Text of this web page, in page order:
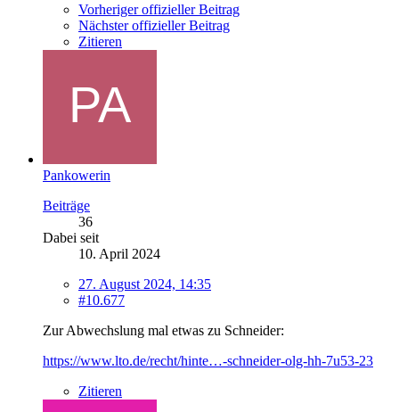
Vorheriger offizieller Beitrag
Nächster offizieller Beitrag
Zitieren
Pankowerin
Beiträge
36
Dabei seit
10. April 2024
27. August 2024, 14:35
#10.677
Zur Abwechslung mal etwas zu Schneider:
https://www.lto.de/recht/hinte…-schneider-olg-hh-7u53-23
Zitieren